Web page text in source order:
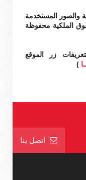
والصور المستخدمة
الملكية محفوظة
زر الموقع
)
اتصل بنا